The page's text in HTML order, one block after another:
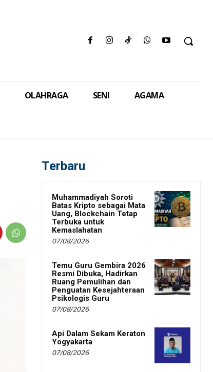
OLAHRAGA SENI AGAMA
Terbaru
Muhammadiyah Soroti
Batas Kripto sebagai Mata
Uang, Blockchain Tetap
Terbuka untuk
Kemaslahatan
07/08/2026
Temu Guru Gembira 2026
Resmi Dibuka, Hadirkan
Ruang Pemulihan dan
Penguatan Kesejahteraan
Psikologis Guru
07/08/2026
Api Dalam Sekam Keraton
Yogyakarta
07/08/2026